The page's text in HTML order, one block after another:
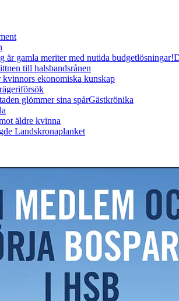
är gamla meriter med nutida budgetlösningar!
till halsbandsrånen
kvinnors ekonomiska kunskap
glömmer sina spårGästkrönika
äldre kvinna
Landskronaplanket